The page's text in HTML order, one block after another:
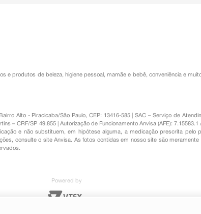
e produtos de beleza, higiene pessoal ,mamãe e bebê, conveniênciae
Alto - Piracicaba/São Paulo, CEP: 13416-585 | SAC – Serviço de
– CRF/SP 49.855 | Autorização de Funcionamento Anvisa (AFE):
e não substituem, em hipótese alguma, a medicação prescrita
consulte o site Anvisa. As fotos contidas em nosso site são
Powered by